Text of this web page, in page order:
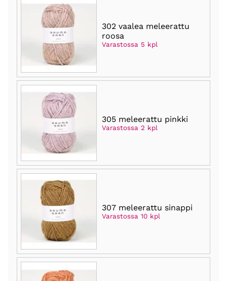
302 vaalea meleerattu
roosa
Varastossa 5 kpl
305 meleerattu pinkki
Varastossa 2 kpl
307 meleerattu sinappi
Varastossa 10 kpl